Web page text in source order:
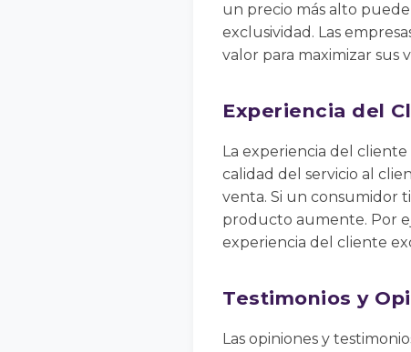
un precio más alto
exclusividad. Las
valor para maximizar sus
Experiencia del
La experiencia del
calidad del servicio al
venta. Si un consumidor
producto aumente. Por
experiencia del cliente
Testimonios y
Las opiniones y